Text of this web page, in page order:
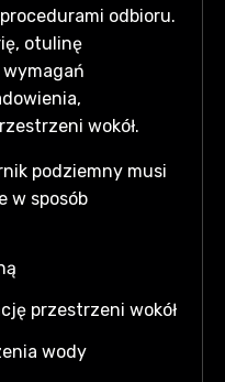
odbioru.
otulinę
wokół.
podziemny musi
w sposób
przestrzeni wokół
wody